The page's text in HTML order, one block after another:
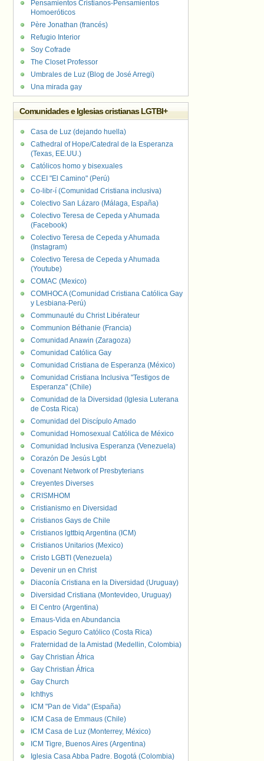
Pensamientos Cristianos-Pensamientos
Homoeróticos
Père Jonathan (francés)
Refugio Interior
Soy Cofrade
The Closet Professor
Umbrales de Luz (Blog de José Arregi)
Una mirada gay
Comunidades e Iglesias cristianas LGTBI+
Casa de Luz (dejando huella)
Cathedral of Hope/Catedral de la Esperanza
(Texas, EE.UU.)
Católicos homo y bisexuales
CCEI "El Camino" (Perú)
Co-libr-í (Comunidad Cristiana inclusiva)
Colectivo San Lázaro (Málaga, España)
Colectivo Teresa de Cepeda y Ahumada
(Facebook)
Colectivo Teresa de Cepeda y Ahumada
(Instagram)
Colectivo Teresa de Cepeda y Ahumada
(Youtube)
COMAC (Mexico)
COMHOCA (Comunidad Cristiana Católica Gay
y Lesbiana-Perú)
Communauté du Christ Libérateur
Communion Béthanie (Francia)
Comunidad Anawin (Zaragoza)
Comunidad Católica Gay
Comunidad Cristiana de Esperanza (México)
Comunidad Cristiana Inclusiva "Testigos de
Esperanza" (Chile)
Comunidad de la Diversidad (Iglesia Luterana
de Costa Rica)
Comunidad del Discípulo Amado
Comunidad Homosexual Católica de México
Comunidad Inclusiva Esperanza (Venezuela)
Corazón De Jesús Lgbt
Covenant Network of Presbyterians
Creyentes Diverses
CRISMHOM
Cristianismo en Diversidad
Cristianos Gays de Chile
Cristianos lgttbiq Argentina (ICM)
Cristianos Unitarios (Mexico)
Cristo LGBTI (Venezuela)
Devenir un en Christ
Diaconía Cristiana en la Diversidad (Uruguay)
Diversidad Cristiana (Montevideo, Uruguay)
El Centro (Argentina)
Emaus-Vida en Abundancia
Espacio Seguro Católico (Costa Rica)
Fraternidad de la Amistad (Medellin, Colombia)
Gay Christian África
Gay Christian África
Gay Church
Ichthys
ICM "Pan de Vida" (España)
ICM Casa de Emmaus (Chile)
ICM Casa de Luz (Monterrey, México)
ICM Tigre, Buenos Aires (Argentina)
Iglesia Casa Abba Padre. Bogotá (Colombia)